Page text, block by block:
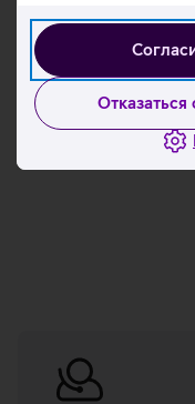
Отказаться
Создайте